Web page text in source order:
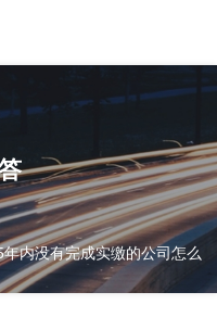
司官方网站！
年内没有完成实缴的公司怎么